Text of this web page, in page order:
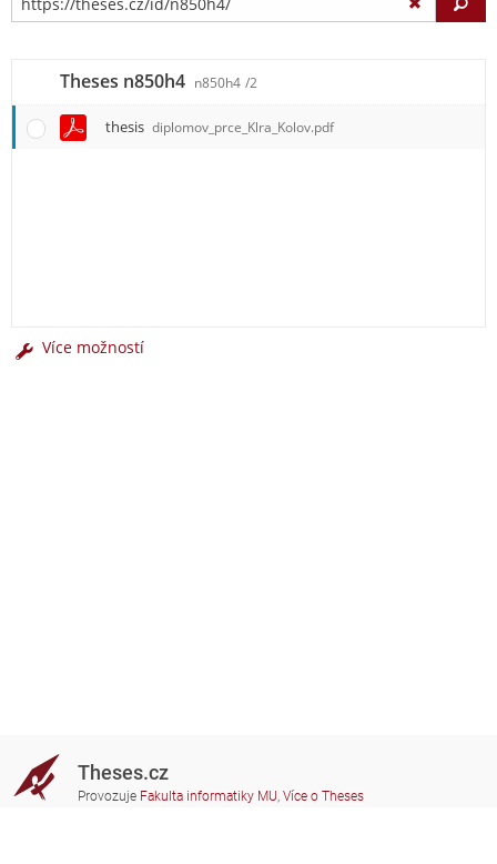
Theses n850h4 n850h4 /2
thesis diplomov_prce_Klra_Kolov.pdf
Více možností
Theses.cz
Provozuje Fakulta informatiky MU, Více o Theses